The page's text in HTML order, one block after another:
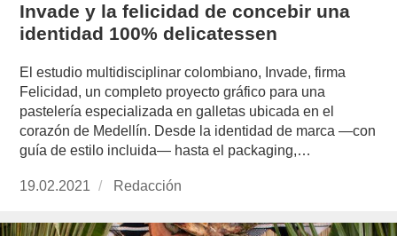
Invade y la felicidad de concebir una
identidad 100% delicatessen
El estudio multidisciplinar colombiano, Invade, firma
Felicidad, un completo proyecto gráfico para una
pastelería especializada en galletas ubicada en el
corazón de Medellín. Desde la identidad de marca —con
guía de estilo incluida— hasta el packaging,…
Publicado
19.02.2021 https://www.experimenta.es/author/redaccion/
Redacción